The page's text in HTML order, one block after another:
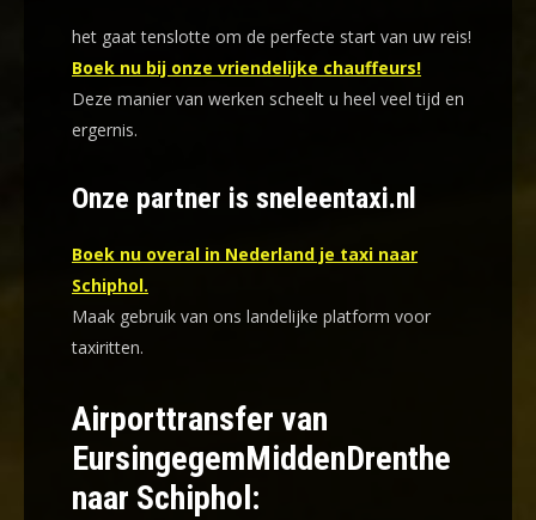
het gaat tenslotte om de perfecte start van uw reis!
Boek nu bij onze vriendelijke chauffeurs!
Deze manier van werken scheelt u heel veel tijd en
ergernis.
Onze partner is sneleentaxi.nl
Boek nu overal in Nederland je taxi naar
Schiphol.
Maak gebruik van ons landelijke platform voor
taxiritten.
Airporttransfer van
EursingegemMiddenDrenthe
naar Schiphol: